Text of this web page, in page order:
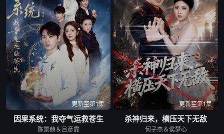
更新至第1集
因果系统：我夺气运救苍生
陈景赫＆吕彦霏
更新至第1集
杀神归来，横压天下无敌
何子杰＆侯梦心